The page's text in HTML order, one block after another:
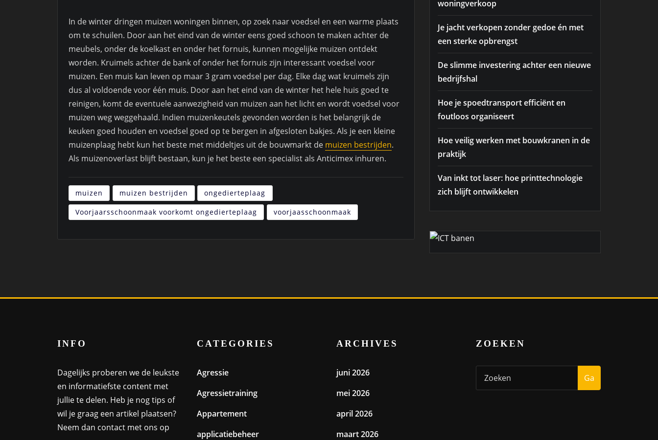
In de winter dringen muizen woningen binnen, op zoek naar voedsel en een warme plaats
om te schuilen. Door aan het eind van de winter eens goed schoon te maken achter de
meubels, onder de koelkast en onder het fornuis, kunnen mogelijke muizen ontdekt
worden. Kruimels achter de bank of onder het fornuis zijn interessant voedsel voor
muizen. Een muis kan leven op maar 3 gram voedsel per dag. Elke dag wat kruimels zijn
dus al voldoende voor één muis. Door aan het eind van de winter het hele huis goed te
reinigen, komt de eventuele aanwezigheid van muizen aan het licht en wordt voedsel voor
muizen weg weggehaald. Indien muizenkeutels gevonden worden is het belangrijk de
keuken goed houden en voedsel goed op te bergen in afgesloten bakjes. Als je een kleine
muizenplaag hebt kun het beste met middeltjes uit de bouwmarkt de muizen bestrijden.
Als muizenoverlast blijft bestaan, kun je het beste een specialist als Anticimex inhuren.
muizen muizen bestrijden ongedierteplaag
Voorjaarsschoonmaak voorkomt ongedierteplaag voorjaasschoonmaak
woningverkoop
Je jacht verkopen zonder gedoe én met
een sterke opbrengst
De slimme investering achter een nieuwe
bedrijfshal
Hoe je spoedtransport efficiënt en
foutloos organiseert
Hoe veilig werken met bouwkranen in de
praktijk
Van inkt tot laser: hoe printtechnologie
zich blijft ontwikkelen
INFO
Dagelijks proberen we de leukste
en informatiefste content met
jullie te delen. Heb je nog tips of
wil je graag een artikel plaatsen?
Neem dan contact met ons op
CATEGORIES
Agressie
Agressietraining
Appartement
applicatiebeheer
ARCHIVES
juni 2026
mei 2026
april 2026
maart 2026
ZOEKEN
Ga